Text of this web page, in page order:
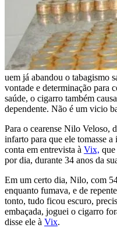
uem já abandou o tabagismo
vontade e determinação para
saúde, o cigarro também
dependente. Não é um vicio
Para o cearense Nilo Veloso,
infarto para que ele tomasse
conta em entrevista à Vix,
por dia, durante 34 anos da
Em um certo dia, Nilo, com
enquanto fumava, e de
tonto, tudo ficou escuro,
embaçada, joguei o cigarro
disse ele à Vix.